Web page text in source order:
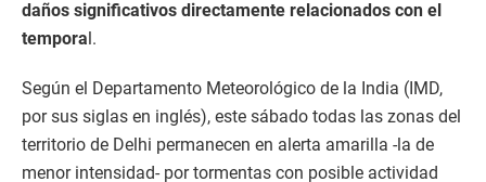
daños significativos directamente relacionados con el
tempora l.
Según el Departamento Meteorológico de la India (IMD,
por sus siglas en inglés), este sábado todas las zonas del
territorio de Delhi permanecen en alerta amarilla -la de
menor intensidad- por tormentas con posible actividad